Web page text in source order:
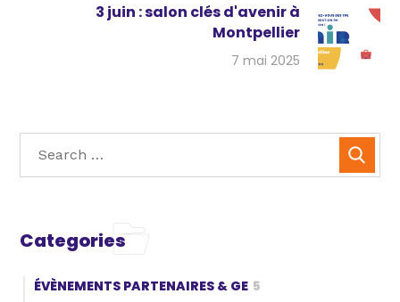
3 juin : salon clés d'avenir à
Montpellier
7 mai 2025
Categories
ÉVÈNEMENTS PARTENAIRES & GE 5